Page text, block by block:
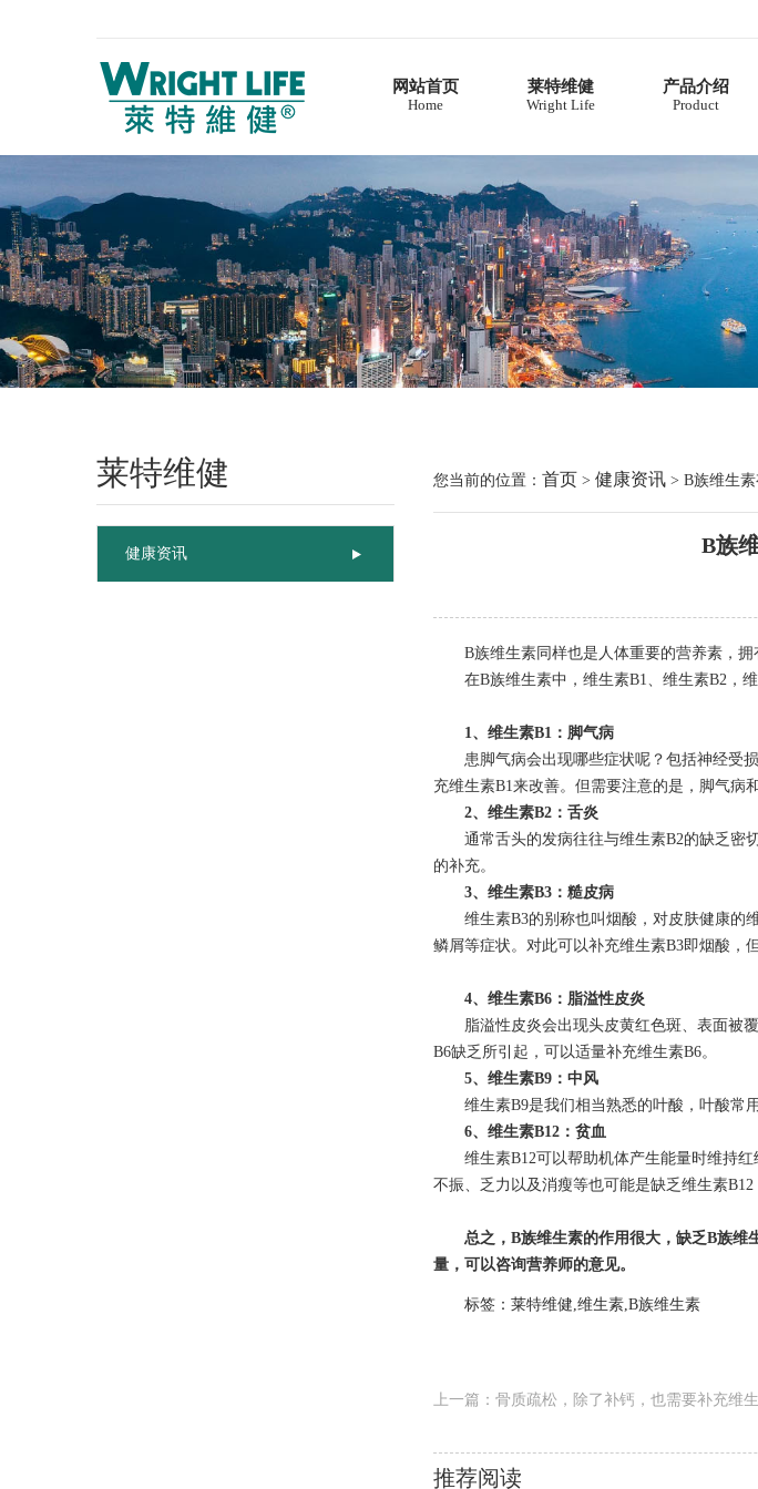
网站首页
Home
莱特维健
Wright Life
产品介绍
Product
莱特维健
企业简介
品牌故事
产品介绍
维生素系列
深海鱼油系列
DHA藻油系列
辅酶Q10系列
灵芝及孢子粉系列莱特维健
健康资讯
您当前的位置：首页 >健康资讯 > B族维生
B族
B族维生素同样也是人体重要的营养素，拥
在B族维生素中，维生素B1、维生素B2，维
1、维生素B1：脚气病
患脚气病会出现哪些症状呢？包括神经受损
充维生素B1来改善。但需要注意的是，脚气病
2、维生素B2：舌炎
通常舌头的发病往往与维生素B2的缺乏密切
的补充。
3、维生素B3：糙皮病
维生素B3的别称也叫烟酸，对皮肤健康的维
鳞屑等症状。对此可以补充维生素B3即烟酸，
4、维生素B6：脂溢性皮炎
脂溢性皮炎会出现头皮黄红色斑、表面被覆
B6缺乏所引起，可以适量补充维生素B6。
5、维生素B9：中风
维生素B9是我们相当熟悉的叶酸，叶酸常用
6、维生素B12：贫血
维生素B12可以帮助机体产生能量时维持红
不振、乏力以及消瘦等也可能是缺乏维生素B12
总之，B族维生素的作用很大，缺乏B族维
量，可以咨询营养师的意见。
标签：莱特维健,维生素,B族维生素
上一篇：骨质疏松，除了补钙，也需要补充维
推荐阅读